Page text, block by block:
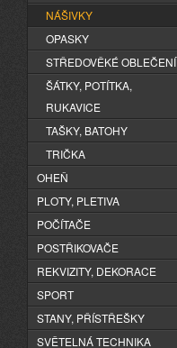
NÁŠIVKY
OPASKY
STŘEDOVĚKÉ OBLEČENÍ
ŠÁTKY, POTÍTKA,
RUKAVICE
TAŠKY, BATOHY
TRIČKA
OHEŇ
PLOTY, PLETIVA
POČÍTAČE
POSTŘIKOVAČE
REKVIZITY, DEKORACE
SPORT
STANY, PŘÍSTŘEŠKY
SVĚTELNÁ TECHNIKA